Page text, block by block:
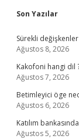
Son Yazılar
Sürekli
Ağustos 8, 2026
Kakofoni hangi dil
Ağustos 7, 2026
Betimleyici öge
Ağustos 6, 2026
Katılım
Ağustos 5, 2026